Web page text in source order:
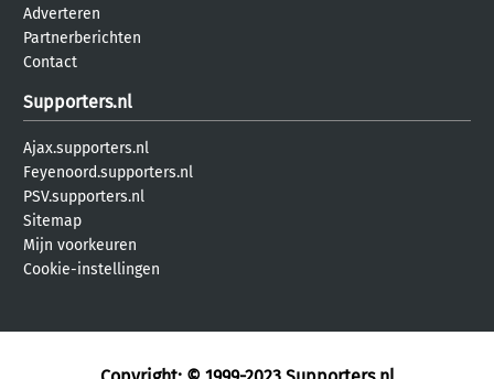
Adverteren
Partnerberichten
Contact
Supporters.nl
Ajax.supporters.nl
Feyenoord.supporters.nl
PSV.supporters.nl
Sitemap
Mijn voorkeuren
Cookie-instellingen